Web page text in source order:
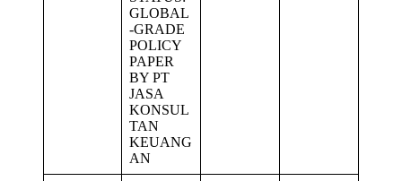
GLOBAL
-GRADE
POLICY
PAPER
BY PT
JASA
KONSUL
TAN
KEUANG
AN